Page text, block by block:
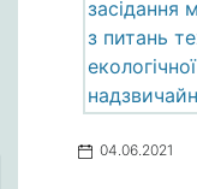
04.06.2021